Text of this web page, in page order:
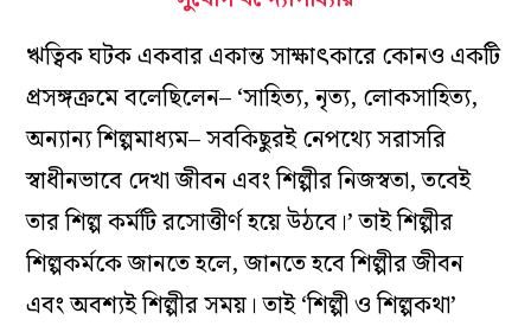
ঋত্বিক ঘটক একবার একান্ত সাক্ষাৎকারে কোনও একটি
প্রসঙ্গক্রমে বলেছিলেন– ‘সাহিত‌্য, নৃত‌্য, লোকসাহিত‌্য,
অন‌্যান‌্য শিল্পমাধ‌্যম– সবকিছুরই নেপথ‌্যে সরাসরি
স্বাধীনভাবে দেখা জীবন এবং শিল্পীর নিজস্বতা, তবেই
তার শিল্প কর্মটি রসোত্তীর্ণ হয়ে উঠবে।’ তাই শিল্পীর
শিল্পকর্মকে জানতে হলে, জানতে হবে শিল্পীর জীবন
এবং অবশ‌্যই শিল্পীর সময়। তাই ‘শিল্পী ও শিল্পকথা’